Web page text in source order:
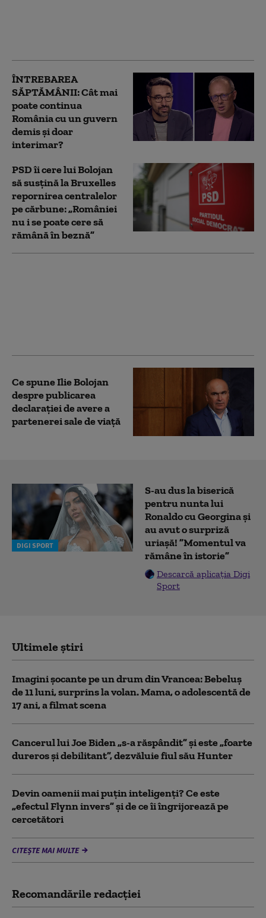
ÎNTREBAREA
SĂPTĂMÂNII: Cât mai
poate continua
România cu un guvern
demis și doar
interimar?
PSD îi cere lui Bolojan
să susțină la Bruxelles
repornirea centralelor
pe cărbune: „României
nu i se poate cere să
rămână în beznă”
Ce spune Ilie Bolojan
despre publicarea
declarației de avere a
partenerei sale de viață
DIGI SPORT
S-au dus la biserică
pentru nunta lui
Ronaldo cu Georgina și
au avut o surpriză
uriașă! ”Momentul va
rămâne în istorie”
Descarcă aplicația Digi
Sport
Ultimele știri
Imagini șocante pe un drum din Vrancea: Bebeluș
de 11 luni, surprins la volan. Mama, o adolescentă de
17 ani, a filmat scena
Cancerul lui Joe Biden „s-a răspândit” şi este „foarte
dureros și debilitant”, dezvăluie fiul său Hunter
Devin oamenii mai puțin inteligenți? Ce este
„efectul Flynn invers” și de ce îi îngrijorează pe
cercetători
CITEȘTE MAI MULTE
Recomandările redacţiei